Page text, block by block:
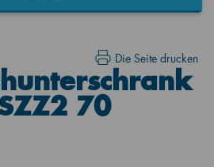
Die Seite drucken
70